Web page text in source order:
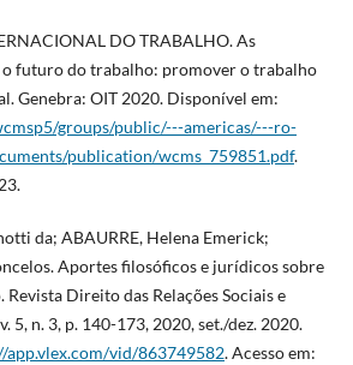
DO TRABALHO. As
futuro do trabalho: promover o trabalho
Genebra: OIT 2020. Disponível em:
groups/public/---americas/---ro-
publication/wcms_759851.pdf.
da; ABAURRE, Helena Emerick;
Aportes filosóficos e jurídicos sobre
Direito das Relações Sociais e
5, n. 3, p. 140-173, 2020, set./dez. 2020.
app.vlex.com/vid/863749582. Acesso em: